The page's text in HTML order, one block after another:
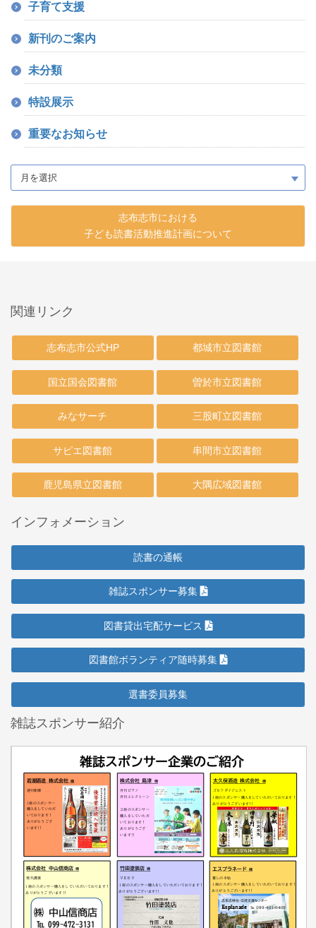
子育て支援
新刊のご案内
未分類
特設展示
重要なお知らせ
志布志市における
子ども読書活動推進計画について
関連リンク
志布志市公式HP
国立国会図書館
みなサーチ
サピエ図書館
鹿児島県立図書館
都城市立図書館
曽於市立図書館
三股町立図書館
串間市立図書館
大隅広域図書館
インフォメーション
読書の通帳
雑誌スポンサー募集
図書貸出宅配サービス
図書館ボランティア随時募集
選書委員募集
雑誌スポンサー紹介